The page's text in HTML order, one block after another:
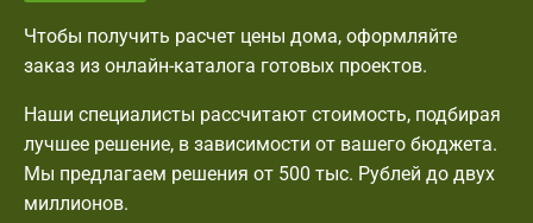
Чтобы получить расчет цены дома, оформляйте
заказ из онлайн-каталога готовых проектов.
Наши специалисты рассчитают стоимость, подбирая
лучшее решение, в зависимости от вашего бюджета.
Мы предлагаем решения от 500 тыс. Рублей до двух
миллионов.